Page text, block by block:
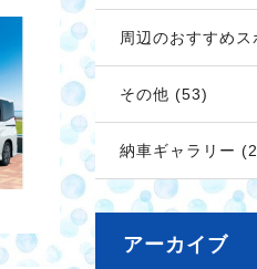
周辺のおすすめ
その他 (53)
納車ギャラリー
アーカイブ